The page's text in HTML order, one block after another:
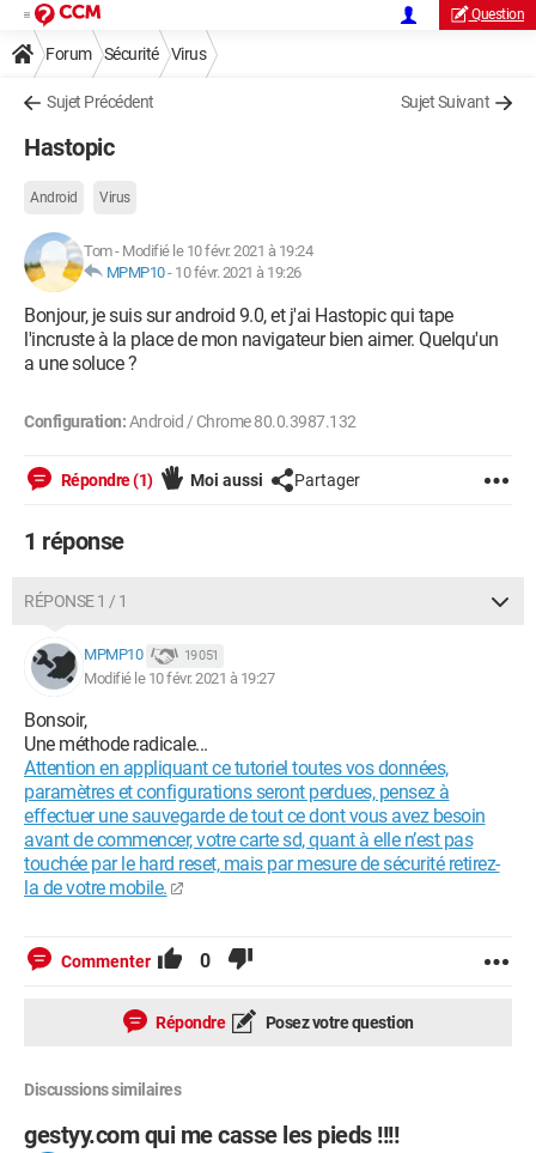
Question
Forum Sécurité Virus
Sujet Précédent Sujet Suivant
Hastopic
Android Virus
Tom- Modifié le 10 févr. 2021 à 19:24
MPMP10- 10 févr. 2021 à 19:26
Bonjour, je suis sur android 9.0, et j'ai Hastopic qui tape
l'incruste à la place de mon navigateur bien aimer. Quelqu'un
a une soluce ?
Configuration:Android / Chrome 80.0.3987.132
Répondre (1) Moi aussi Partager
1 réponse
RÉPONSE 1 / 1
MPMP10 19 051
Modifié le 10 févr. 2021 à 19:27
Bonsoir,
Une méthode radicale...
Attention en appliquant ce tutoriel toutes vos données,
paramètres et configurations seront perdues, pensez à
effectuer une sauvegarde de tout ce dont vous avez besoin
avant de commencer, votre carte sd, quant à elle n’est pas
touchée par le hard reset, mais par mesure de sécurité retirez-
la de votre mobile.
Commenter 0
Répondre Posez votre question
Discussions similaires
gestyy.com qui me casse les pieds !!!!